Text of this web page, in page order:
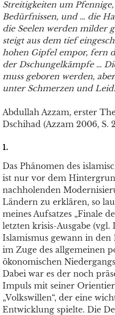
Streitigkeiten um
Bedürfnissen, und … die
die Seelen werden milder
steigt aus dem tief
hohen Gipfel empor, fern
der Dschungelkämpfe …
muss geboren werden,
unter Schmerzen und
Abdullah Azzam, erster
Dschihad (Azzam 2006, S.
1.
Das Phänomen des
ist nur vor dem
nachholenden
Ländern zu erklären, so
meines Aufsatzes „Finale
letzten krisis-Ausgabe (vgl.
Islamismus gewann in den
im Zuge des allgemeinen
ökonomischen
Dabei war es der noch
Impuls mit seiner
„Volkswillen“, der eine
Entwicklung spielte. Die